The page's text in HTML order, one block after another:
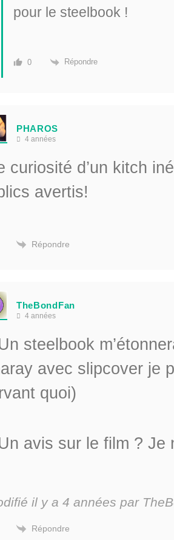
pour le steelbook !
0 Répondre
PHAROS
4 années
curiosité d’un kitch
avertis!
Répondre
TheBondFan
4 années
steelbook
avec slipcover je
quoi)
avis sur le film ? Je
il y a 4 années par
Répondre